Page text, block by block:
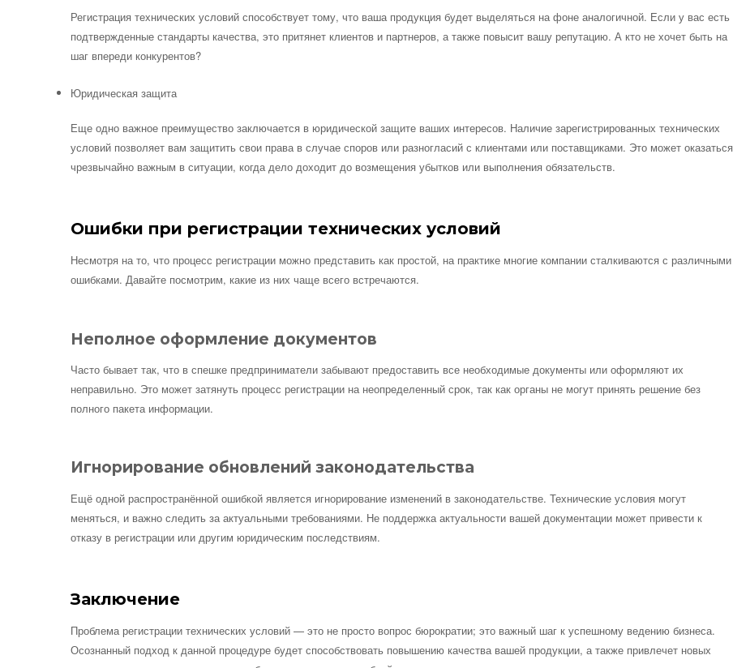
Регистрация технических условий способствует тому, что ваша продукция будет выделяться на фоне аналогичной. Если у вас есть
подтвержденные стандарты качества, это притянет клиентов и партнеров, а также повысит вашу репутацию. А кто не хочет быть на
шаг впереди конкурентов?
Юридическая защита
Еще одно важное преимущество заключается в юридической защите ваших интересов. Наличие зарегистрированных технических
условий позволяет вам защитить свои права в случае споров или разногласий с клиентами или поставщиками. Это может оказаться
чрезвычайно важным в ситуации, когда дело доходит до возмещения убытков или выполнения обязательств.
Ошибки при регистрации технических условий
Несмотря на то, что процесс регистрации можно представить как простой, на практике многие компании сталкиваются с различными
ошибками. Давайте посмотрим, какие из них чаще всего встречаются.
Неполное оформление документов
Часто бывает так, что в спешке предприниматели забывают предоставить все необходимые документы или оформляют их
неправильно. Это может затянуть процесс регистрации на неопределенный срок, так как органы не могут принять решение без
полного пакета информации.
Игнорирование обновлений законодательства
Ещё одной распространённой ошибкой является игнорирование изменений в законодательстве. Технические условия могут
меняться, и важно следить за актуальными требованиями. Не поддержка актуальности вашей документации может привести к
отказу в регистрации или другим юридическим последствиям.
Заключение
Проблема регистрации технических условий — это не просто вопрос бюрократии; это важный шаг к успешному ведению бизнеса.
Осознанный подход к данной процедуре будет способствовать повышению качества вашей продукции, а также привлечет новых